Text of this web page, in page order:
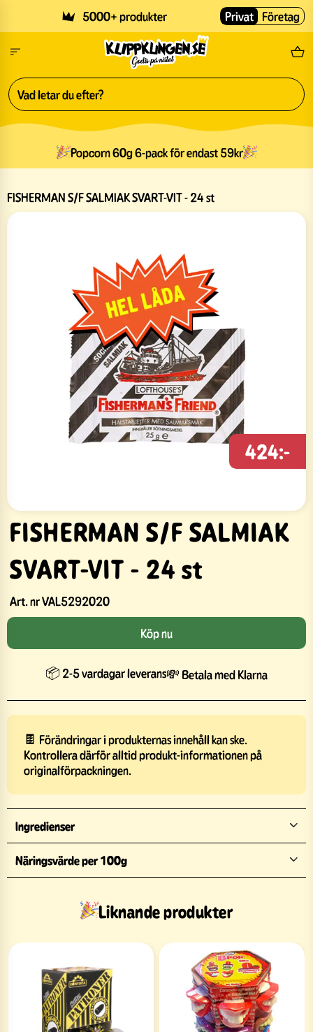
5000+ produkter Fri
Privat Företag
Popcorn 60g 6-pack för endast 59kr
FISHERMAN S/F SALMIAK SVART-VIT - 24 st
FISHERMAN S/F SALMIAK
SVART-VIT - 24 st
Art. nrVAL5292020
424:-
Köp nu
📦 2-5 vardagar leverans💸 Betala med Klarna
🍫 Förändringar i produkternas innehåll kan ske.
Kontrollera därför alltid produkt-informationen på
originalförpackningen.
Ingredienser
Näringsvärde per 100g
Liknande produkter